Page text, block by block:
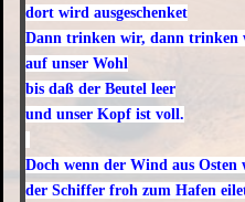
dort wird ausgeschenket
Dann trinken wir, dann trinken
auf unser Wohl
bis daß der Beutel leer
und unser Kopf ist voll.
Doch wenn der Wind aus Osten
der Schiffer froh zum Hafen